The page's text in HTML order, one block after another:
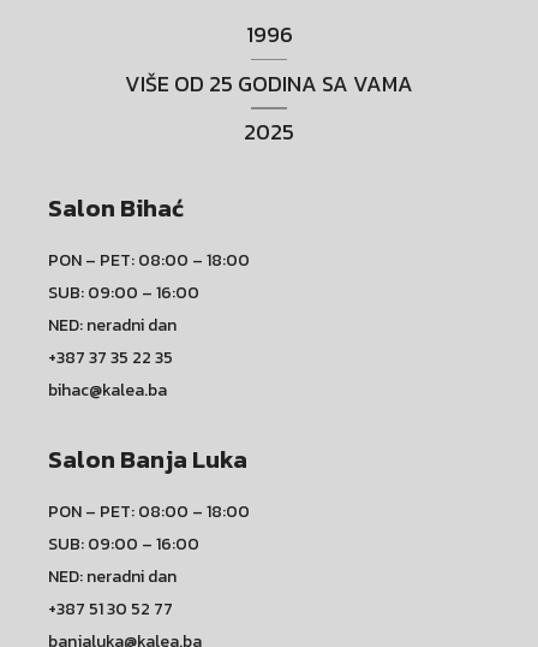
1996
VIŠE OD 25 GODINA SA VAMA
2025
Salon Bihać
PON – PET: 08:00 – 18:00
SUB: 09:00 – 16:00
NED: neradni dan
+387 37 35 22 35
bihac@kalea.ba
Salon Banja Luka
PON – PET: 08:00 – 18:00
SUB: 09:00 – 16:00
NED: neradni dan
+387 51 30 52 77
banjaluka@kalea.ba